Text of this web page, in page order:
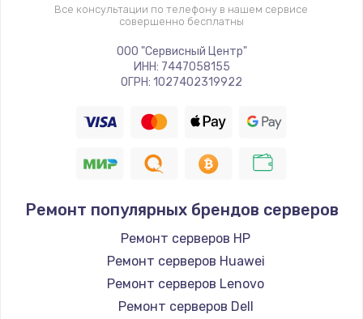
700 руб.
Заказать
Замена ТЭНа
Заказать
Замена шнура
Заказать
Замена / ремонт электронного модуля
управления
600 руб.
Все консультации по телефону в нашем сервисе
совершенно бесплатны
ООО "Сервисный Центр"
ИНН: 7447058155
ОГРН: 1027402319922
Ремонт популярных брендов серверов
Ремонт серверов HP
Ремонт серверов Huawei
Ремонт серверов Lenovo
Ремонт серверов Dell